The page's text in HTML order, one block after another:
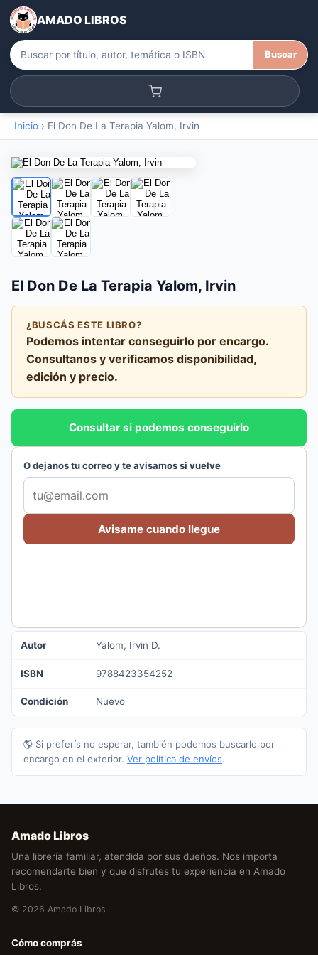
AMADO LIBROS
Buscar
Inicio › El Don De La Terapia Yalom, Irvin
El Don De La Terapia Yalom, Irvin
¿BUSCÁS ESTE LIBRO?
Podemos intentar conseguirlo por encargo.
Consultanos y verificamos disponibilidad,
edición y precio.
Consultar si podemos conseguirlo
O dejanos tu correo y te avisamos si vuelve
Avisame cuando llegue
Autor Yalom, Irvin D.
ISBN 9788423354252
Condición Nuevo
🌎 Si preferís no esperar, también podemos buscarlo por
encargo en el exterior. Ver política de envíos.
Amado Libros
Una librería familiar, atendida por sus dueños. Nos importa
recomendarte bien y que disfrutes tu experiencia en Amado
Libros.
© 2026 Amado Libros
Cómo comprás